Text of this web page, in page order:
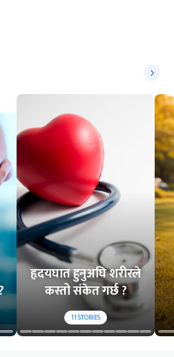
हृदयघात हुनुअघि शरीरले
कस्तो संकेत गर्छ ?
11STORIES